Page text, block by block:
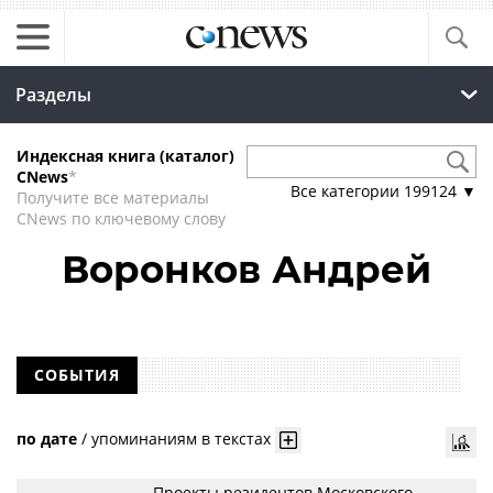
Разделы
Индексная книга (каталог)
CNews*
Получите все материалы
CNews по ключевому слову
Все категории 199124 ▼
Воронков Андрей
СОБЫТИЯ
по дате / упоминаниям в текстах